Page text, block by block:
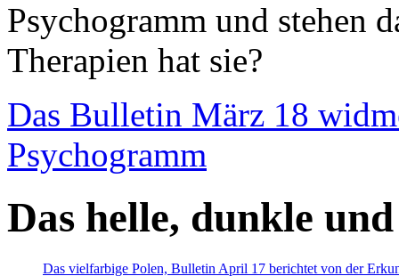
Psychogramm und stehen
Therapien hat sie?
Das Bulletin März 18
Psychogramm
Das helle, dunkle
Das vielfarbige Polen, Bulletin April 17 berichtet von der